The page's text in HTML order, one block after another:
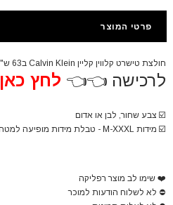
פרטי המוצר
חולצת טישרט קלווין קליין Calvin Klein ב63 ש"ח
לרכישה 👈👈 לחץ כאן
☑️ צבע שחור, לבן או אדום
☑️ מידות M-XXXL - טבלת מידות מופיעה למטה
❤️ שימו לב מוצר רפליקה
⛔ לא לשלוח הודעות למוכר